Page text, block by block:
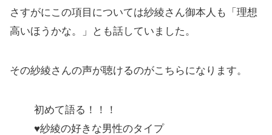
さすがにこの項目については紗綾さん御本人も「理想
高いほうかな。」とも話していました。
その紗綾さんの声が聴けるのがこちらになります。
初めて語る！！！
♥️紗綾の好きな男性のタイプ